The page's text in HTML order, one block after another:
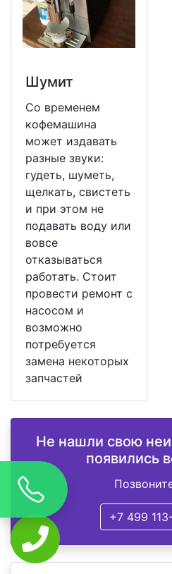
Шумит
Со временем
кофемашина
может издавать
разные звуки:
гудеть, шуметь,
щелкать, свистеть
и при этом не
подавать воду или
вовсе
отказываться
работать. Стоит
провести ремонт с
насосом и
возможно
потребуется
замена некоторых
запчастей
Не нашли свою
появились
+7 499